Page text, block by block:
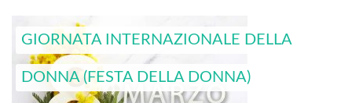
GIORNATA INTERNAZIONALE DELLA
DONNA (FESTA DELLA DONNA)